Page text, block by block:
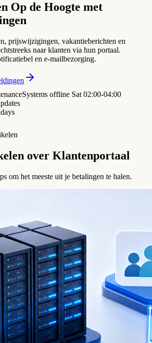
Op de Hoogte met
prijswijzigingen, vakantieberichten en
naar klanten via hun portaal.
en e-mailbezorging.
Systems offline Sat 02:00-04:00
over Klantenportaal
om het meeste uit je betalingen te halen.